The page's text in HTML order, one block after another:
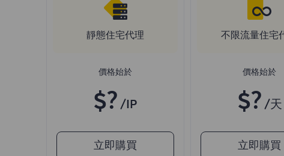
靜態住宅代理
價格始於
$? /IP
立即購買
不限流量住宅
價格始於
$? /天
立即購買